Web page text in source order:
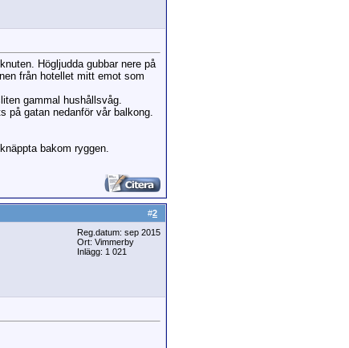
Högljudda gubbar nere på
från hotellet mitt emot som
gammal hushållsvåg.
på gatan nedanför vår balkong.
bakom ryggen.
#2
Reg.datum: sep 2015
Ort: Vimmerby
Inlägg: 1 021